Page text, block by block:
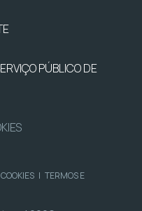
PÚBLICO DE
| TERMOS E